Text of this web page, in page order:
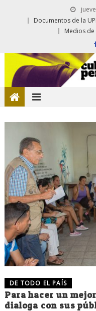
Documentos de la
Medios de
DE TODO EL PAÍS
Para hacer un
dialoga con sus